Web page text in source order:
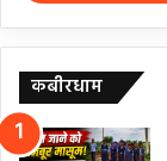
कबीरधाम